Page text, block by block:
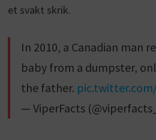
et svakt skrik.
In 2010, a Canadian man
baby from a dumpster,
the father.
— ViperFacts